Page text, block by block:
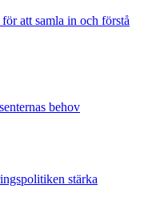
att samla in och förstå
behov
stärka